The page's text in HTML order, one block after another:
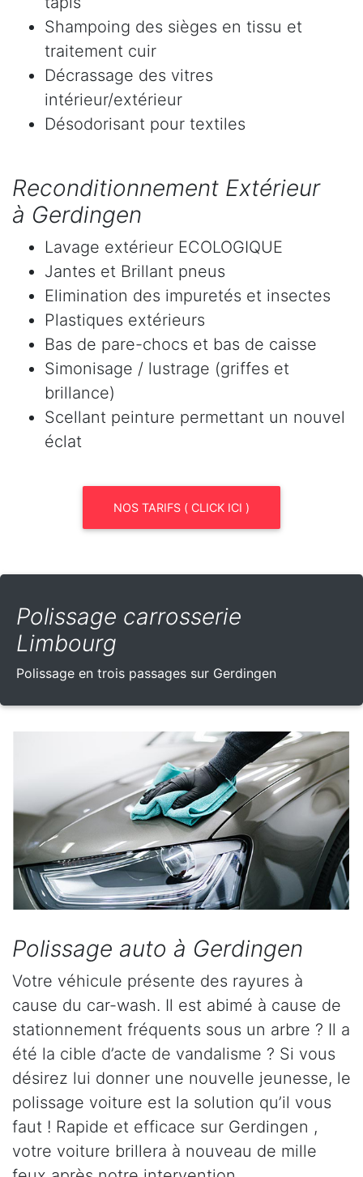
Shampoing des sièges en tissu et
traitement cuir
Décrassage des vitres
intérieur/extérieur
Désodorisant pour textiles
Reconditionnement Extérieur
à Gerdingen
Lavage extérieur ECOLOGIQUE
Jantes et Brillant pneus
Elimination des impuretés et insectes
Plastiques extérieurs
Bas de pare-chocs et bas de caisse
Simonisage / lustrage (griffes et
brillance)
Scellant peinture permettant un nouvel
éclat
NOS TARIFS ( CLICK ICI )
Polissage carrosserie
Limbourg
Polissage en trois passages sur Gerdingen
Polissage auto à Gerdingen
Votre véhicule présente des rayures à
cause du car-wash. Il est abimé à cause de
stationnement fréquents sous un arbre ? Il a
été la cible d’acte de vandalisme ? Si vous
désirez lui donner une nouvelle jeunesse, le
polissage voiture est la solution qu’il vous
faut ! Rapide et efficace sur Gerdingen ,
votre voiture brillera à nouveau de mille